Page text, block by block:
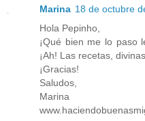
Marina 18 de octubre
Hola Pepinho,
¡Qué bien me lo paso
¡Ah! Las recetas,
¡Gracias!
Saludos,
Marina